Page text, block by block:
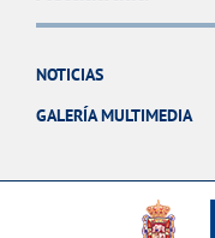
NOTICIAS
GALERÍA MULTIMEDIA